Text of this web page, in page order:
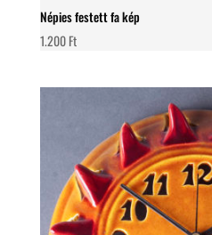
Népies festett fa kép
1.200Ft